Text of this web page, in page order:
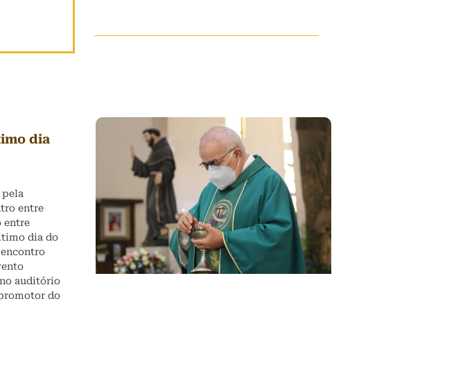
dia
pela
entre
entre
dia do
auditório
do